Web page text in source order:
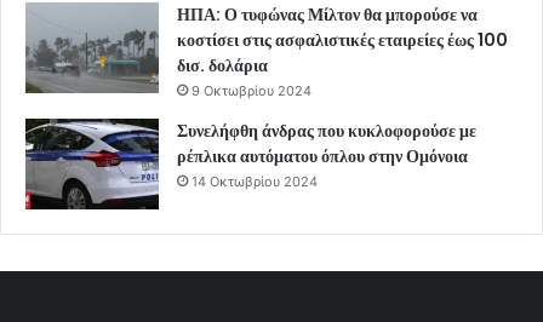
ΗΠΑ: Ο τυφώνας Μίλτον θα μπορούσε να
κοστίσει στις ασφαλιστικές εταιρείες έως 100
δισ. δολάρια
9 Οκτωβρίου 2024
Συνελήφθη άνδρας που κυκλοφορούσε με
ρέπλικα αυτόματου όπλου στην Ομόνοια
14 Οκτωβρίου 2024